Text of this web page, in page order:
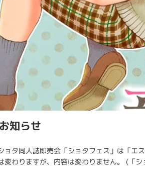
知らせ
ョタ同人誌即売会「ショタフェス」は「
変わりますが、内容は変わりません。 (「